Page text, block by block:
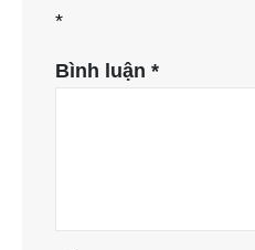
*
Bình luận *